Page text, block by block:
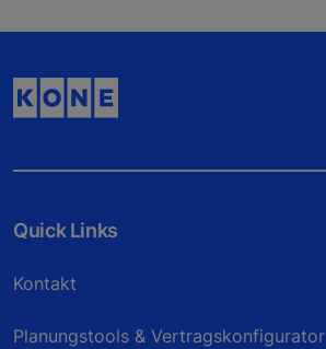
Quick Links
Kontakt
Planungstools & Vertragskonfigurator